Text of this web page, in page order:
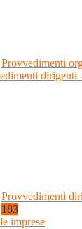
Provvedimenti
dirigenti
Provvedimenti
183
imprese